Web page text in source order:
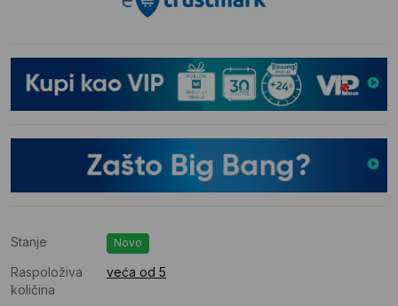
Stanje Novo
Raspoloživa
količina
veća od 5